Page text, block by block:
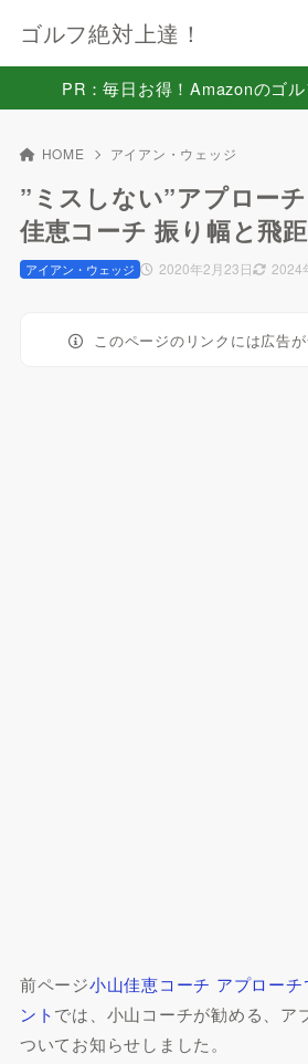
ゴルフ絶対上達！
PR：毎日お得！Amazonのゴ
HOME アイアン・ウェッジ
”ミスしない”アプロー
佳恵コーチ 振り幅と飛
2020年2月23日 2024
アイアン・ウェッジ
このページのリンクには広告が
前ページ小山佳恵コーチ アプロー
ントでは、小山コーチが勧める、ア
ついてお知らせしました。